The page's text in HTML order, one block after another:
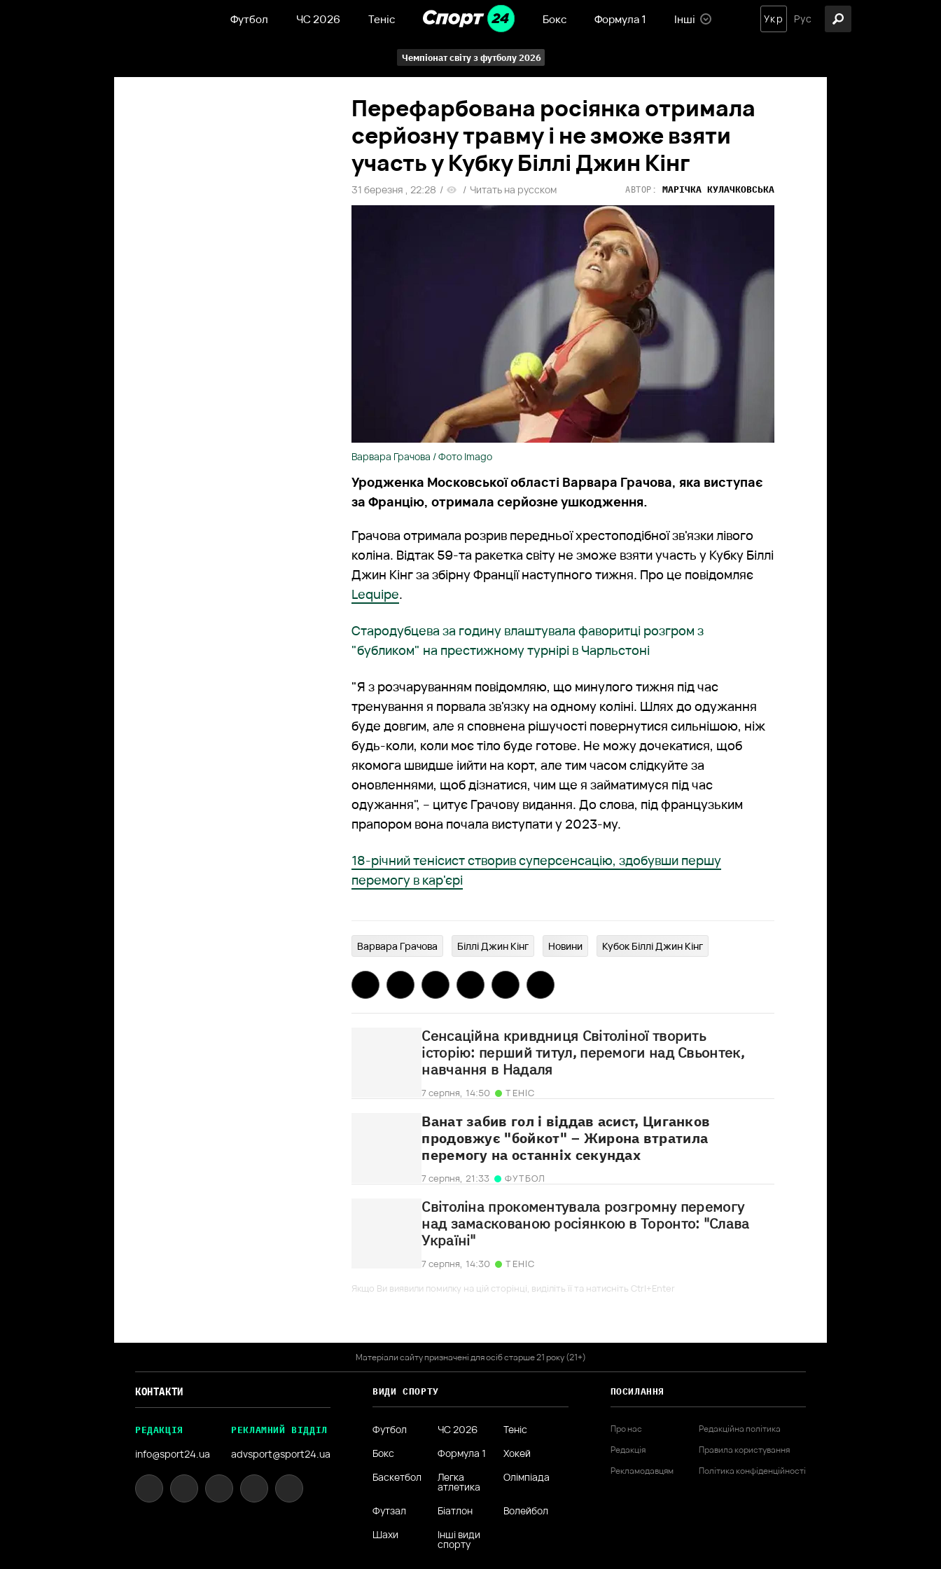
Футбол ЧС 2026 Теніс Бокс Формула 1 Інші Укр Рус
Чемпіонат світу з футболу 2026
Перефарбована росіянка отримала
серйозну травму і не зможе взяти
участь у Кубку Біллі Джин Кінг
31 березня , 22:28 / / Читать на русском АВТОР: МАРІЧКА КУЛАЧКОВСЬКА
Варвара Грачова / Фото Imago
Уродженка Московської області Варвара Грачова, яка виступає
за Францію, отримала серйозне ушкодження.
Грачова отримала розрив передньої хрестоподібної зв'язки лівого
коліна. Відтак 59-та ракетка світу не зможе взяти участь у Кубку Біллі
Джин Кінг за збірну Франції наступного тижня. Про це повідомляє
Lequipe.
Стародубцева за годину влаштувала фаворитці розгром з
"бубликом" на престижному турнірі в Чарльстоні
"Я з розчаруванням повідомляю, що минулого тижня під час
тренування я порвала зв'язку на одному коліні. Шлях до одужання
буде довгим, але я сповнена рішучості повернутися сильнішою, ніж
будь-коли, коли моє тіло буде готове. Не можу дочекатися, щоб
якомога швидше іийти на корт, але тим часом слідкуйте за
оновленнями, щоб дізнатися, чим ще я займатимуся під час
одужання", – цитує Грачову видання. До слова, під французьким
прапором вона почала виступати у 2023-му.
18-річний тенісист створив суперсенсацію, здобувши першу
перемогу в кар'єрі
Варвара Грачова Біллі Джин Кінг Новини Кубок Біллі Джин Кінг
Сенсаційна кривдниця Світоліної творить
історію: перший титул, перемоги над Свьонтек,
навчання в Надаля
7 серпня, 14:50 ТЕНІС
Ванат забив гол і віддав асист, Циганков
продовжує "бойкот" – Жирона втратила
перемогу на останніх секундах
7 серпня, 21:33 ФУТБОЛ
Світоліна прокоментувала розгромну перемогу
над замаскованою росіянкою в Торонто: "Слава
Україні"
7 серпня, 14:30
ТЕНІС
Якщо Ви виявили помилку на цій сторінці, виділіть її та натисніть Ctrl+Enter
Матеріали сайту призначені для осіб старше 21 року (21+)
КОНТАКТИ
РЕДАКЦІЯ
info@sport24.ua
РЕКЛАМНИЙ ВІДДІЛ
advsport@sport24.ua
ВИДИ СПОРТУ
Футбол ЧС 2026
Теніс
Бокс
Формула 1
Хокей
Баскетбол
Легка
атлетика
Олімпіада
Футзал Біатлон
Волейбол
Шахи
Інші види
спорту
ПОСИЛАННЯ
Про нас
Редакція
Рекламодавцям
Редакційна політика
Правила користування
Політика конфіденційності